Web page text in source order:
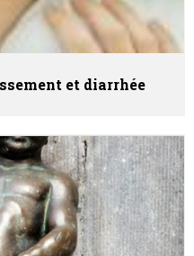
et diarrhée